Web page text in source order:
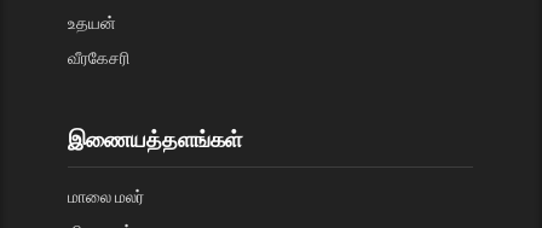
உதயன்
வீரகேசரி
இணையத்தளங்கள்
மாலை மலர்